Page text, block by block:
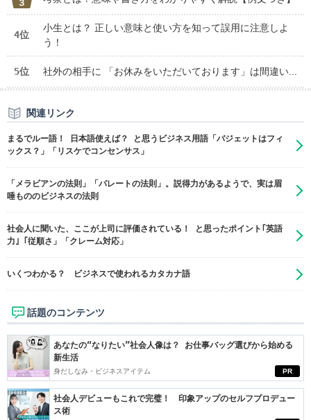
4位
小生とは？ 正しい意味と使い方を知って誤用に注意しよ
う！
5位 社外の相手に 「お休みをいただいております」は間違い...
関連リンク
まるでルー語！ 日本語使えば？ と思うビジネス用語「バジェットはフィ
ックス？」「リスケでコンセンサス」
「メラビアンの法則」「パレートの法則」。説得力があるようで、実は眉
唾もののビジネスの法則
社会人に聞いた、ここが上司に評価されている！ と思ったポイント｢英語
力｣「従順さ」「クレーム対応」
いくつわかる？ ビジネスで使われるカタカナ語
話題のコンテンツ
PR
あなたの“なりたい”社会人像は？ お仕事バッグ選びから始める
新生活
身だしなみ・ビジネスアイテム
社会人デビューもこれで完璧！ 印象アップのセルフプロデュー
ス術